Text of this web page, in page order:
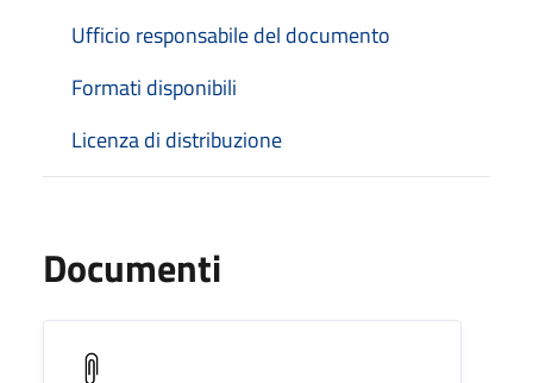
Ufficio responsabile del documento
Formati disponibili
Licenza di distribuzione
Documenti